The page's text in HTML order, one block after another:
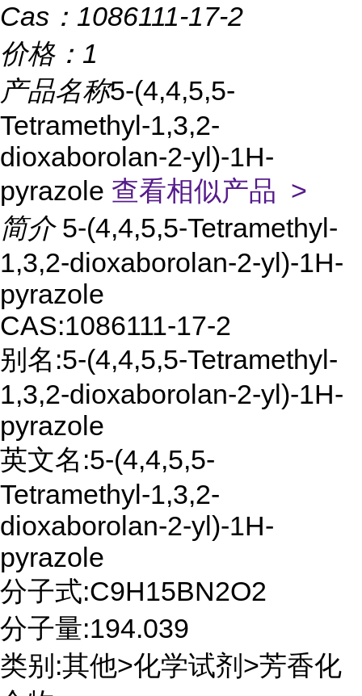
Cas： 1086111-17-2
价格： 1
产品名称5-(4,4,5,5-
Tetramethyl-1,3,2-
dioxaborolan-2-yl)-1H-
pyrazole 查看相似产品 >
简介 5-(4,4,5,5-Tetramethyl-
1,3,2-dioxaborolan-2-yl)-1H-
pyrazole
CAS:1086111-17-2
别名:5-(4,4,5,5-Tetramethyl-
1,3,2-dioxaborolan-2-yl)-1H-
pyrazole
英文名:5-(4,4,5,5-
Tetramethyl-1,3,2-
dioxaborolan-2-yl)-1H-
pyrazole
分子式:C9H15BN2O2
分子量:194.039
类别:其他>化学试剂>芳香化